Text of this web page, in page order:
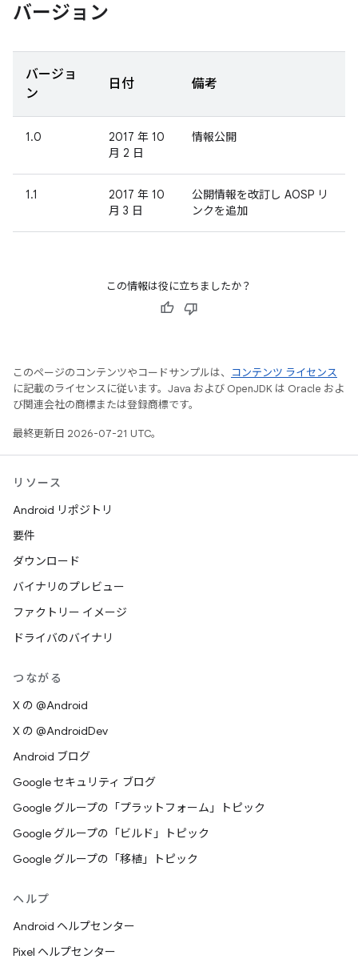
バージョン
バージョ
ン
日付 備考
1.0
2017 年 10
月 2 日
情報公開
1.1
2017 年 10
月 3 日
公開情報を改訂し AOSP リ
ンクを追加
この情報は役に立ちましたか？
このページのコンテンツやコードサンプルは、
コンテンツ ライセンス
に記載のライセンスに従います。Java および OpenJDK は Oracle およ
び関連会社の商標または登録商標です。
最終更新日 2026-07-21 UTC。
リソース
Android リポジトリ
要件
ダウンロード
バイナリのプレビュー
ファクトリー イメージ
ドライバのバイナリ
つながる
X の @Android
X の @AndroidDev
Android ブログ
Google セキュリティ ブログ
Google グループの「プラットフォーム」トピック
Google グループの「ビルド」トピック
Google グループの「移植」トピック
ヘルプ
Android ヘルプセンター
Pixel ヘルプセンター